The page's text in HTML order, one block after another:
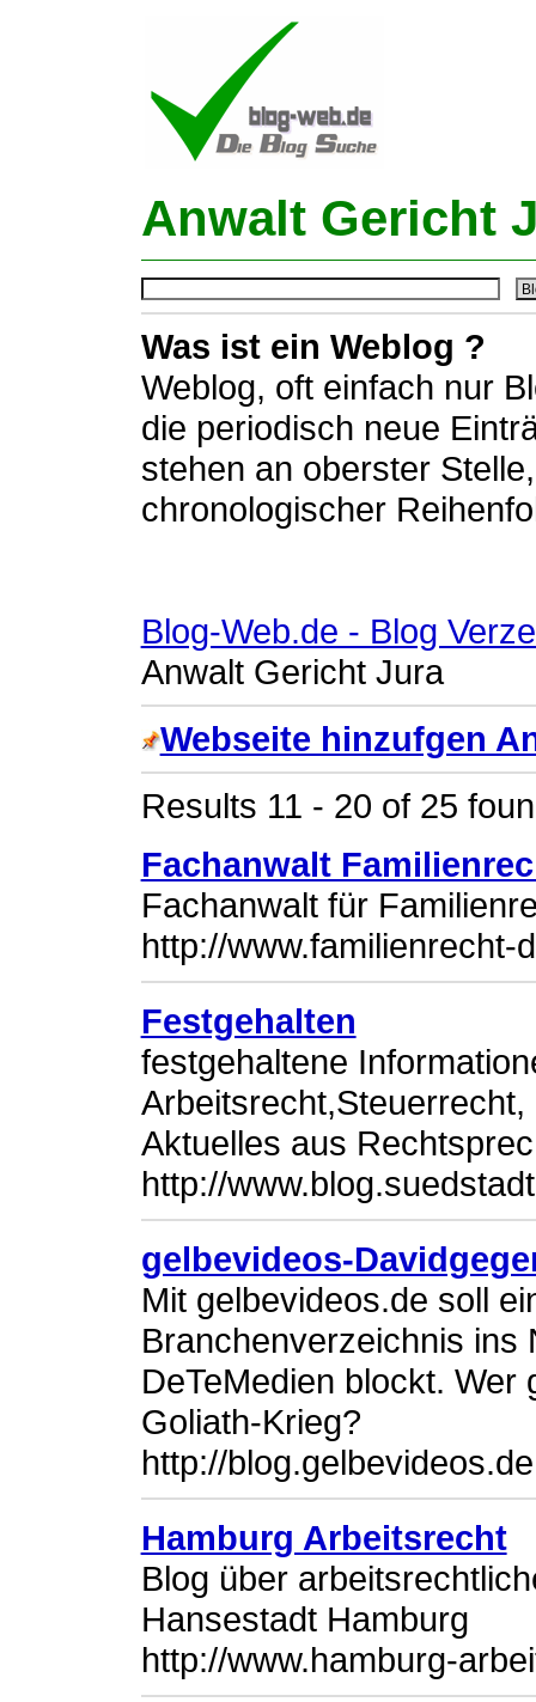
Anwalt Gericht
Was ist ein Weblog ?
Weblog, oft einfach nur
die periodisch neue
stehen an oberster
chronologischer
Blog-Web.de - Blog
Anwalt Gericht Jura
Webseite hinzufgen
Results 11 - 20 of 25
Fachanwalt
Fachanwalt für
http://www.familienrecht-
Festgehalten
festgehaltene
Aktuelles aus
http://
gelbevideos-
Mit gelbevideos.de soll
Branchenverzeichnis ins
DeTeMedien blockt.
Goliath-Krieg?
http://blog.gelbevideos.de
Hamburg Arbeitsrecht
Blog über
Hansestadt Hamburg
http://www.hamburg-